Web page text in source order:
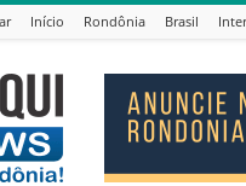
Início Rondônia Brasil